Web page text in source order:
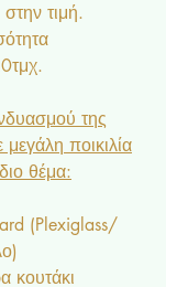
τιμή.
της
ποικιλία
θέμα:
(Plexiglass/
κουτάκι